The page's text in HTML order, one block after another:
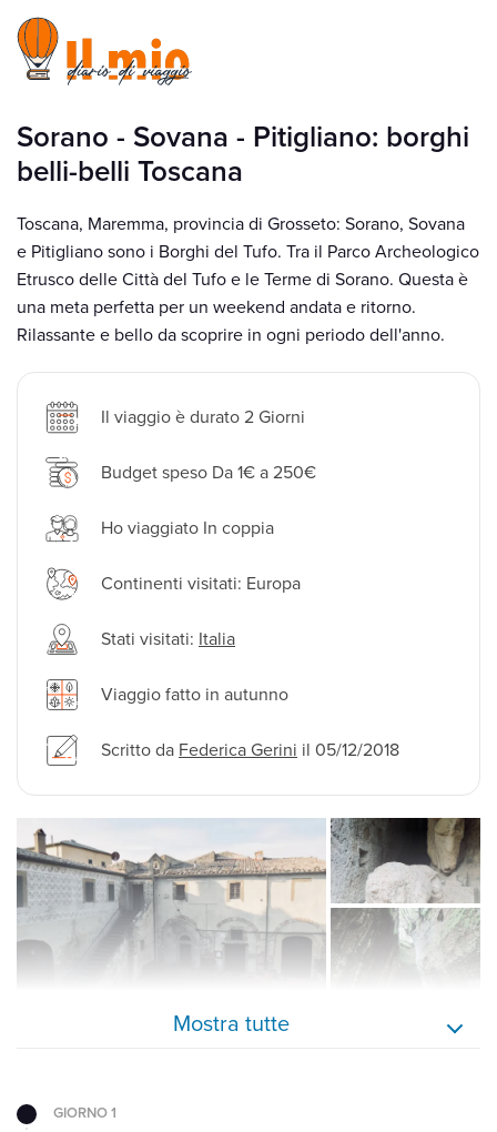
Sorano - Sovana - Pitigliano: borghi
belli-belli Toscana
Toscana, Maremma, provincia di Grosseto: Sorano, Sovana
e Pitigliano sono i Borghi del Tufo. Tra il Parco Archeologico
Etrusco delle Città del Tufo e le Terme di Sorano. Questa è
una meta perfetta per un weekend andata e ritorno.
Rilassante e bello da scoprire in ogni periodo dell'anno.
Il viaggio è durato 2 Giorni
Budget speso Da 1€ a 250€
Ho viaggiato In coppia
Continenti visitati: Europa
Stati visitati: Italia
Viaggio fatto in autunno
Scritto da Federica Gerini il 05/12/2018
Mostra tutte
GIORNO 1